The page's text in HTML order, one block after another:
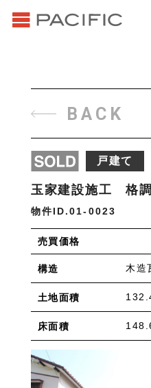
About us _私たちにつ
Staff _スタッフ
News
賃貸オーナー様へ
物件を売りたい方へ
物件を買いたい方へ
採用情報
プライバシーポリシー
種別
アパート マンション
入居人数
単身 フ
間取り
ワンルーム 1K 1DK 1LDK
3K/3DK/3LDK
4K/
エリア
BACK
戸建て
玉家建設施工 格調
物件ID.01-0023
売買価格
構造 木造
土地面積
床面積